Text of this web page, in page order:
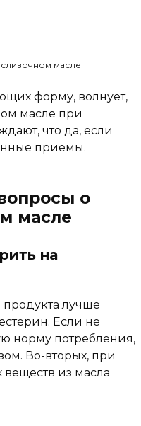
сливочном масле
форму, волнует,
масле при
что да, если
приемы.
о
масле
на
продукта лучше
Если не
норму потребления,
Во-вторых, при
из масла